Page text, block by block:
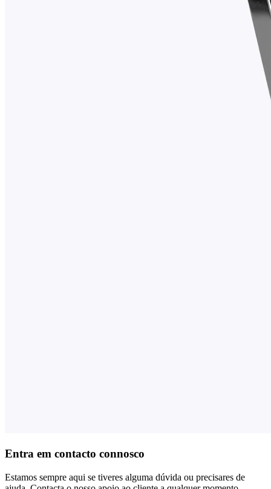
Entra em contacto connosco
Estamos sempre aqui se tiveres alguma dúvida ou precisares de